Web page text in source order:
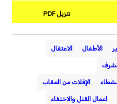
تنزيل PDF
الأطفال الاعتقال
الإفلات من العقاب
اعمال القتل والاختفاء